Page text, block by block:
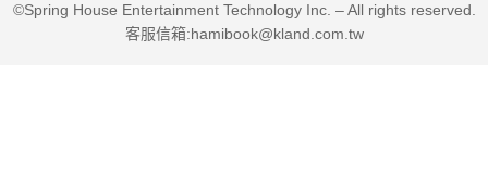
©Spring House Entertainment Technology Inc. – All rights reserved.
客服信箱:hamibook@kland.com.tw